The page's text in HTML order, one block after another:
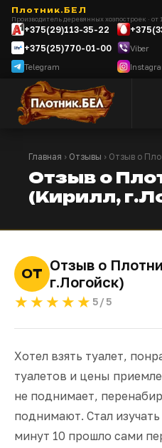
Плотник.БЕЛ
Производитель деревянных хозпостроек · от
+375(29)113-35-22
+375(25)770-01-00
Viber
Telegram
Главная › Отзывы › Отзыв о
Отзыв о
(Кирилл,
ОТ
Отзыв о
г.Логойск)
★★★★★ 5/5
Хотел взять туалет,
туалетов и цены
не поднимает,
поднимают. Стал
минут 10 прошло сами